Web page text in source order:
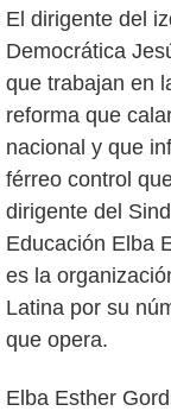
El dirigente del
Democrática
que trabajan en
reforma que
nacional y que
férreo control
dirigente del
Educación Elba
es la
Latina por su
que opera.
Elba Esther